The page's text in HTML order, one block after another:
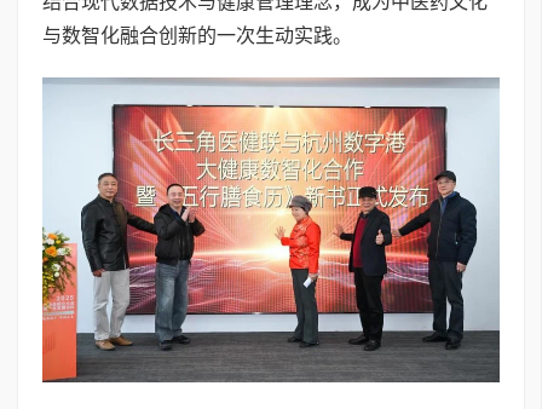
与数智化融合创新的一次生动实践。